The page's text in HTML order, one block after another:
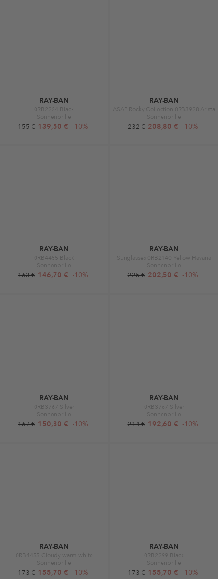
RAY-BAN
0RB2224 Black
Sonnenbrille
155 € 139,50 € -10%
RAY-BAN
ASAP Rocky Collection 0RB3928 Arista
Sonnenbrille
232 € 208,80 € -10%
RAY-BAN
0RB4455 Black
Sonnenbrille
163 € 146,70 € -10%
RAY-BAN
Sunglasses 0RB2140 Yellow Havana
Sonnenbrille
225 € 202,50 € -10%
RAY-BAN
0RB3767 Silver
Sonnenbrille
167 € 150,30 € -10%
RAY-BAN
0RB3767 Silver
Sonnenbrille
214 € 192,60 € -10%
RAY-BAN
0RB4455 Cloudy warm white
Sonnenbrille
173 € 155,70 € -10%
RAY-BAN
0RB2299 Black
Sonnenbrille
173 € 155,70 € -10%